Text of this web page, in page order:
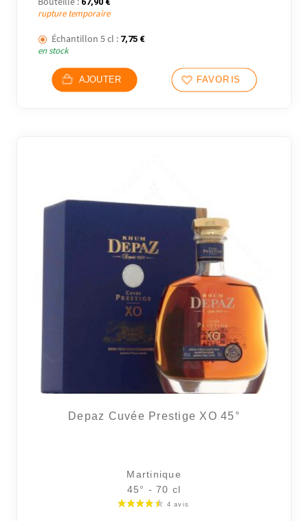
rupture temporaire
Échantillon 5 cl : 7,75 €
en stock
AJOUTER FAVORIS
Depaz Cuvée Prestige XO 45°
Martinique
45° - 70 cl